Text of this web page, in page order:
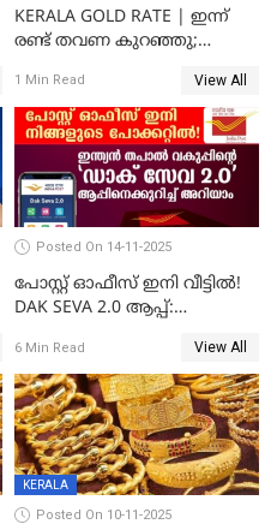
KERALA GOLD RATE | ഇന്ന്
രണ്ട് തവണ കുറഞ്ഞു;
1 Min Read View All
Posted On 14-11-2025
പോസ്റ്റ് ഓഫീസ് ഇനി വീട്ടിൽ!
DAK SEVA 2.0 ആപ്പ്:
എന്തൊക്കെയാണെന്ന്
നോക്കാം
6 Min Read View All
KERALA
Posted On 10-11-2025